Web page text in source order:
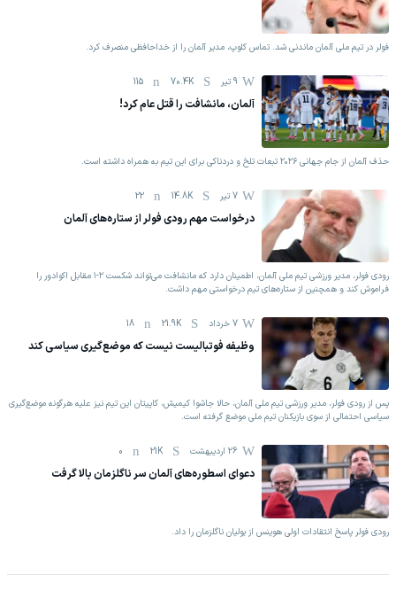
فولر در تیم ملی آلمان ماندنی شد. تماس کلوپ، مدیر آلمان را از خداحافظی منصرف کرد.
9 تیر 70.4K
115
آلمان، مانشافت را قتل عام کرد!
حذف آلمان از جام جهانی ۲۰۲۶ تبعات تلخ و دردناکی برای این تیم به همراه داشته است.
7 تیر 14.8K
22
درخواست مهم رودی فولر از ستاره‌های آلمان
رودی فولر، مدیر ورزشی تیم ملی آلمان، اطمینان دارد که مانشافت می‌تواند شکست ۲-۱ مقابل اکوادور را
فراموش کند و همچنین از ستاره‌های تیم درخواستی مهم داشت.
7 خرداد 21.9K
18
وظیفه فوتبالیست نیست که موضع‌گیری سیاسی کند
پس از رودی فولر، مدیر ورزشی تیم ملی آلمان، حالا جاشوا کیمیش، کاپیتان این تیم نیز علیه هرگونه موضع‌گیری
سیاسی احتمالی از سوی بازیکنان تیم ملی موضع گرفته است.
26 اردیبهشت 21K
0
دعوای اسطوره‌های آلمان سر ناگلزمان بالا گرفت
رودی فولر پاسخ انتقادات اولی هوینس از یولیان ناگلزمان را داد.